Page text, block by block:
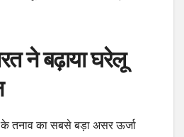
ने बढ़ाया घरेलू
के तनाव का सबसे बड़ा असर ऊर्जा